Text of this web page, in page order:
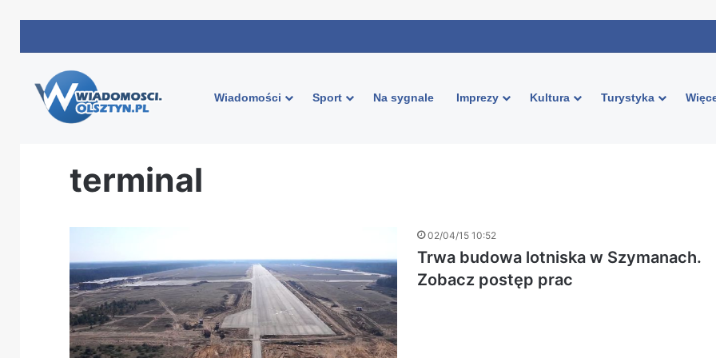
Wiadomości Sport Na sygnale Imprezy Kultura Turystyka
terminal
02/04/15 10:52
Trwa budowa lotniska w Szymanach.
Zobacz postęp prac